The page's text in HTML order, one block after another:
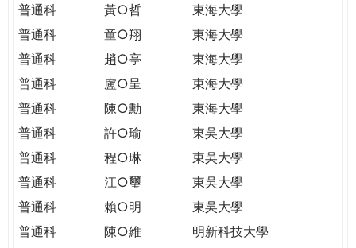
普通科
黃○哲
東海大學
普通科
童○翔
東海大學
普通科
趙○亭
東海大學
普通科
盧○呈
東海大學
普通科
陳○勳
東海大學
普通科
許○瑜
東吳大學
普通科
程○琳
東吳大學
普通科
江○璽
東吳大學
普通科
賴○明
東吳大學
普通科
陳○維
明新科技大學